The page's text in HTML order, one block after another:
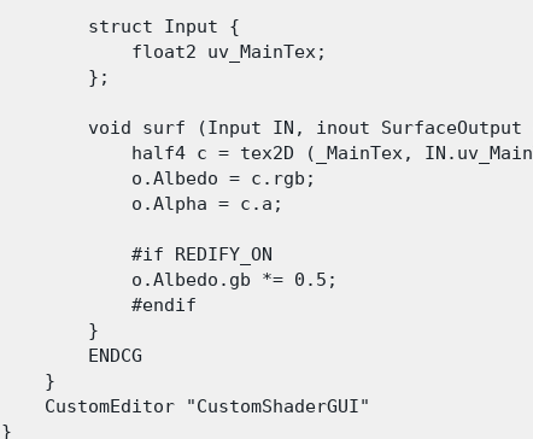
        struct Input {
            float2 uv_MainTex;
        };
void surf (Input IN, inout SurfaceOutput
half4 c = tex2D (_MainTex,
            o.Albedo = c.rgb;
            o.Alpha = c.a;
            #if REDIFY_ON
            o.Albedo.gb *= 0.5;
            #endif
        }
        ENDCG
    }
    CustomEditor "CustomShaderGUI"